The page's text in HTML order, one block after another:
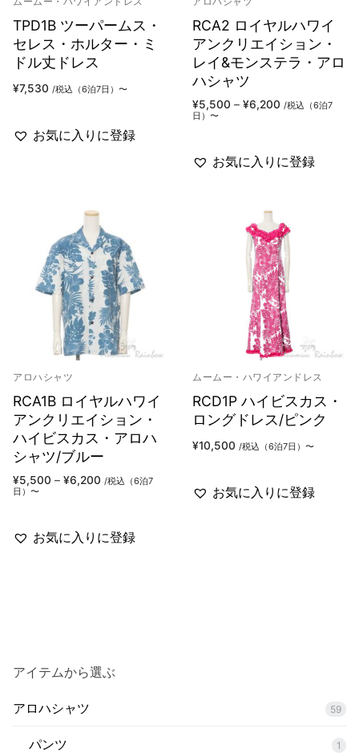
TPD1B ツーパームス・
セレス・ホルター・ミ
ドル丈ドレス
¥7,530 /税込（6泊7日）〜
お気に入りに登録
RCA2 ロイヤルハワイ
アンクリエイション・
レイ&モンステラ・アロ
ハシャツ
¥5,500 – ¥6,200 価
格
¥6,200
/税込（6泊7
日）〜
お気に入りに登録
アロハシャツ
RCA1B ロイヤルハワイ
アンクリエイション・
ハイビスカス・アロハ
シャツ/ブルー
¥5,500 – ¥6,200 価
格
¥6,200
/税込（6泊7
日）〜
お気に入りに登録
ムームー・ハワイアンドレス
RCD1P ハイビスカス・
ロングドレス/ピンク
¥10,500 /税込（6泊7日）〜
お気に入りに登録
アイテムから選ぶ
アロハシャツ 59
パンツ 1